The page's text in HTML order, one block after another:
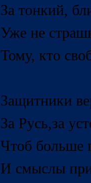
За тонкий,
Уже не
Тому, кто
Защитники
За Русь,за
Чтоб больше
И смыслы